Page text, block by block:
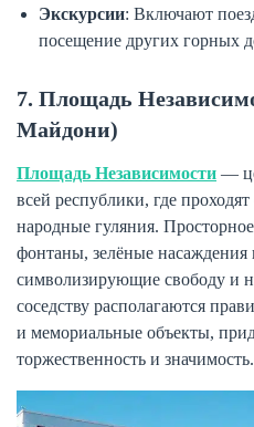
Экскурсии: Включают
посещение других горных
7. Площадь
Майдони)
Площадь Независимости —
всей республики, где
народные гуляния.
фонтаны, зелёные
символизирующие свободу и
соседству располагаются
и мемориальные объекты,
торжественность и значимость.